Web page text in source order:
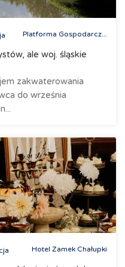
Platforma Gospodarcz...
ale woj. śląskie
zakwaterowania
do września
Hotel Zamek Chałupki